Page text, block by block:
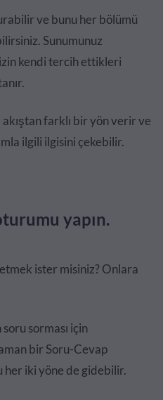
ve bunu her bölümü
Sunumunuz
kendi tercih ettikleri
farklı bir yön verir ve
ilgili ilgisini çekebilir.
yapın.
ister misiniz? Onlara
sorması için
bir Soru-Cevap
her iki yöne de gidebilir.